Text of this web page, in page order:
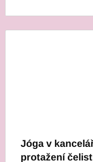
Jóga v
protažení